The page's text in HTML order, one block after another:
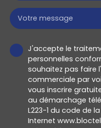
Votre message
J'accepte le
personnelles
souhaitez pas faire
commerciale par
vous inscrire
au démarchage
L223-1 du code de
Internet